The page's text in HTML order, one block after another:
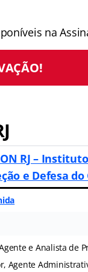
na
RJ –
e Defesa
e Analista de
Agente